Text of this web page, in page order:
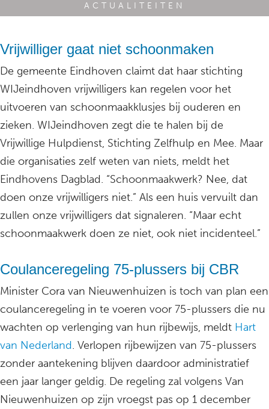
ACTUALITEITEN
Vrijwilliger gaat niet schoonmaken
De gemeente Eindhoven claimt dat haar stichting
WIJeindhoven vrijwilligers kan regelen voor het
uitvoeren van schoonmaakklusjes bij ouderen en
zieken. WIJeindhoven zegt die te halen bij de
Vrijwillige Hulpdienst, Stichting Zelfhulp en Mee. Maar
die organisaties zelf weten van niets, meldt het
Eindhovens Dagblad. “Schoonmaakwerk? Nee, dat
doen onze vrijwilligers niet.” Als een huis vervuilt dan
zullen onze vrijwilligers dat signaleren. “Maar echt
schoonmaakwerk doen ze niet, ook niet incidenteel.”
Coulanceregeling 75-plussers bij CBR
Minister Cora van Nieuwenhuizen is toch van plan een
coulanceregeling in te voeren voor 75-plussers die nu
wachten op verlenging van hun rijbewijs, meldt Hart
van Nederland. Verlopen rijbewijzen van 75-plussers
zonder aantekening blijven daardoor administratief
een jaar langer geldig. De regeling zal volgens Van
Nieuwenhuizen op zijn vroegst pas op 1 december